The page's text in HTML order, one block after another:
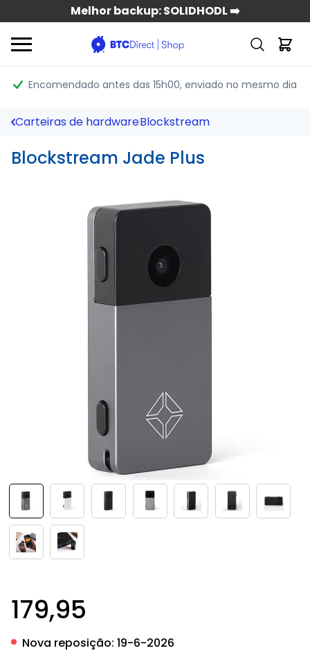
Melhor backup: SOLIDHODL ➡️
Encomendado antes das 15h00, enviado no mesmo dia
Carteiras de hardwareBlockstream
Blockstream Jade Plus
179,95
Nova reposição: 19-6-2026